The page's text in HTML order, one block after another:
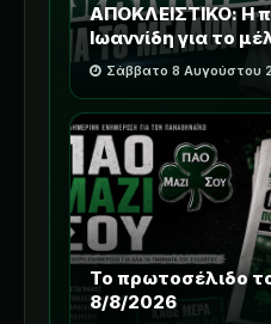
ΑΠΟΚΛΕΙΣΤΙΚΟ: Η
Ιωαννίδη για το
Σάββατο 8 Αυγούστου
Το πρωτοσέλιδο
8/8/2026